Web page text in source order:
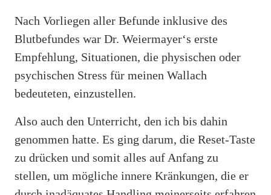
Nach Vorliegen aller Befunde inklusive des
Blutbefundes war Dr. Weiermayer‘s erste
Empfehlung, Situationen, die physischen oder
psychischen Stress für meinen Wallach
bedeuteten, einzustellen.
Also auch den Unterricht, den ich bis dahin
genommen hatte. Es ging darum, die Reset-Taste
zu drücken und somit alles auf Anfang zu
stellen, um mögliche innere Kränkungen, die er